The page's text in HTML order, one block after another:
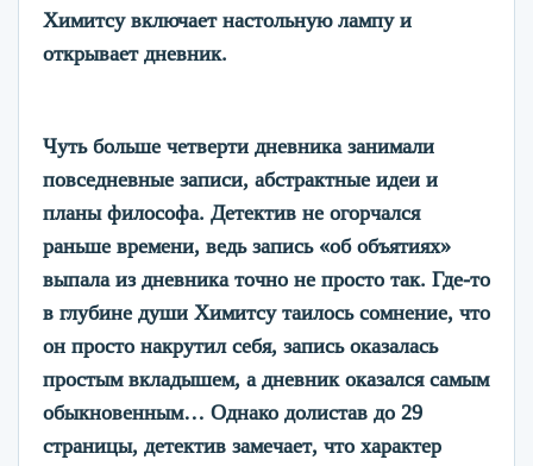
Химитсу включает настольную лампу и
открывает дневник.
Чуть больше четверти дневника занимали
повседневные записи, абстрактные идеи и
планы философа. Детектив не огорчался
раньше времени, ведь запись «об объятиях»
выпала из дневника точно не просто так. Где-то
в глубине души Химитсу таилось сомнение, что
он просто накрутил себя, запись оказалась
простым вкладышем, а дневник оказался самым
обыкновенным… Однако долистав до 29
страницы, детектив замечает, что характер